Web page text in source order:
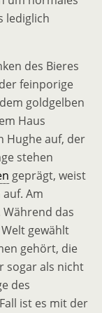
lediglich
des Bieres
feinporige
goldgelben
Haus
Hughe auf, der
stehen
geprägt, weist
Am
Während das
gewählt
gehört, die
sogar als nicht
des
ist es mit der